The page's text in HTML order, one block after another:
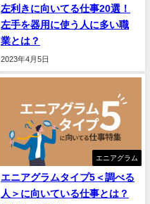
左利きに向いてる仕事20選！
左手を器用に使う人に多い職
業とは？
2023年4月5日
エニアグラム
エニアグラムタイプ5＜調べる
人＞に向いている仕事とは？